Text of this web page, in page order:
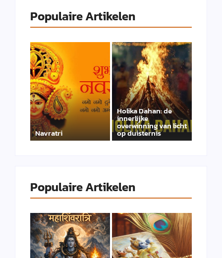
Populaire Artikelen
Navratri
Holika Dahan: de
innerlijke
overwinning van licht
op duisternis
Populaire Artikelen